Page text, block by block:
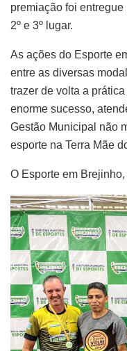
premiação foi entregue
2º e 3º lugar.
As ações do Esporte
entre as diversas
trazer de volta a
enorme sucesso,
Gestão Municipal não
esporte na Terra Mãe
O Esporte em